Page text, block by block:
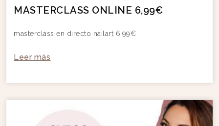
MASTERCLASS ONLINE 6,99€
masterclass en directo nailart 6,99€
Leer más